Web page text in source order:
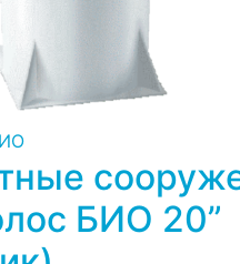
БИО 20”